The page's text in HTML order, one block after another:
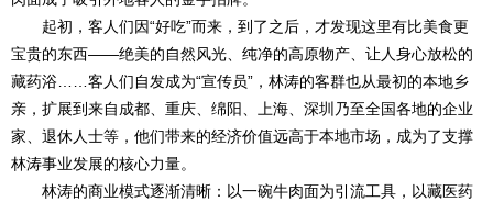
起初，客人们因“好吃”而来，到了之后，才发现这里有比美食更
宝贵的东西——绝美的自然风光、纯净的高原物产、让人身心放松的
藏药浴……客人们自发成为“宣传员”，林涛的客群也从最初的本地乡
亲，扩展到来自成都、重庆、绵阳、上海、深圳乃至全国各地的企业
家、退休人士等，他们带来的经济价值远高于本地市场，成为了支撑
林涛事业发展的核心力量。
林涛的商业模式逐渐清晰：以一碗牛肉面为引流工具，以藏医药